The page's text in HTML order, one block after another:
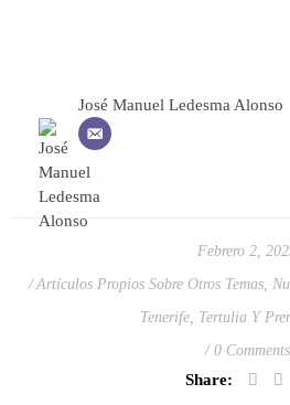
José Manuel Ledesma Alonso
Febrero 2,
Artículos Propios Sobre Otros Temas,
Tenerife, Tertulia Y
0 Comments
Share: